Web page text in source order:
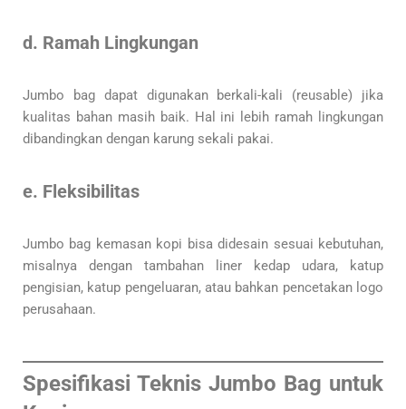
d. Ramah Lingkungan
Jumbo bag dapat digunakan berkali-kali (reusable) jika
kualitas bahan masih baik. Hal ini lebih ramah lingkungan
dibandingkan dengan karung sekali pakai.
e. Fleksibilitas
Jumbo bag kemasan kopi bisa didesain sesuai kebutuhan,
misalnya dengan tambahan liner kedap udara, katup
pengisian, katup pengeluaran, atau bahkan pencetakan logo
perusahaan.
Spesifikasi Teknis Jumbo Bag untuk